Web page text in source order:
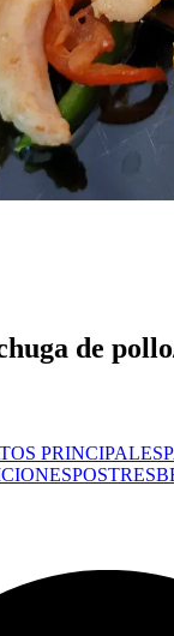
de
PRINCIPALES
POSTRES